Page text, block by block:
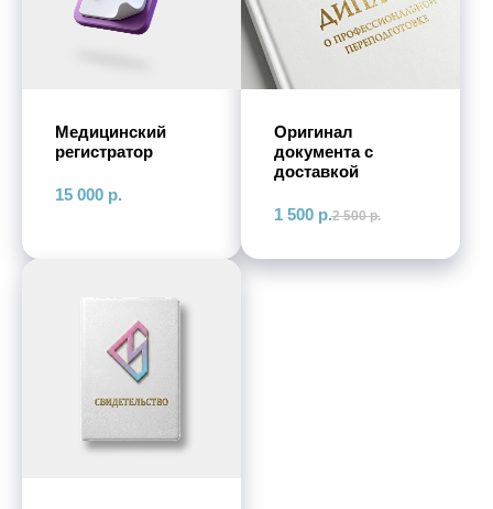
Медицинский
регистратор
15 000 р.
Оригинал
документа с
доставкой
1 500 р.2 500 р.